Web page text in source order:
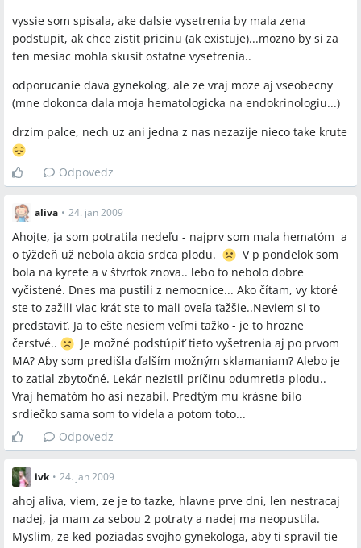
vyssie som spisala, ake dalsie vysetrenia by mala zena
podstupit, ak chce zistit pricinu (ak existuje)...mozno by si za
ten mesiac mohla skusit ostatne vysetrenia..
odporucanie dava gynekolog, ale ze vraj moze aj vseobecny
(mne dokonca dala moja hematologicka na endokrinologiu...)
drzim palce, nech uz ani jedna z nas nezazije nieco take krute
Odpovedz
aliva • 24. jan 2009
Ahojte, ja som potratila nedeľu - najprv som mala hematóm a
o týždeň už nebola akcia srdca plodu.
V p pondelok som
bola na kyrete a v štvrtok znova.. lebo to nebolo dobre
vyčistené. Dnes ma pustili z nemocnice... Ako čítam, vy ktoré
ste to zažili viac krát ste to mali oveľa ťažšie..Neviem si to
predstaviť. Ja to ešte nesiem veľmi ťažko - je to hrozne
čerstvé..
Je možné podstúpiť tieto vyšetrenia aj po prvom
MA? Aby som predišla ďalším možným sklamaniam? Alebo je
to zatial zbytočné. Lekár nezistil príčinu odumretia plodu..
Vraj hematóm ho asi nezabil. Predtým mu krásne bilo
srdiečko sama som to videla a potom toto...
Odpovedz
ivk • 24. jan 2009
ahoj aliva, viem, ze je to tazke, hlavne prve dni, len nestracaj
nadej, ja mam za sebou 2 potraty a nadej ma neopustila.
Myslim, ze ked poziadas svojho gynekologa, aby ti spravil tie